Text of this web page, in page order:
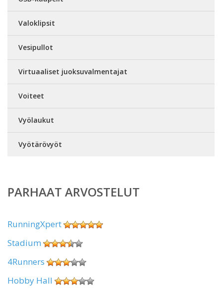
Valoklipsit
Vesipullot
Virtuaaliset juoksuvalmentajat
Voiteet
Vyölaukut
Vyötärövyöt
PARHAAT ARVOSTELUT
RunningXpert
Stadium
4Runners
Hobby Hall